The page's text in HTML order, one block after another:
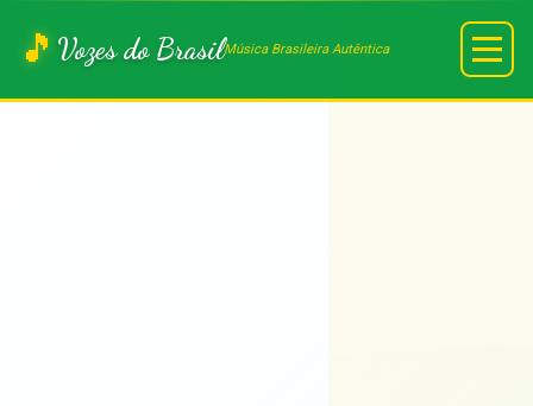
🎵 Vozes do BrasilMúsica Brasileira Autêntica